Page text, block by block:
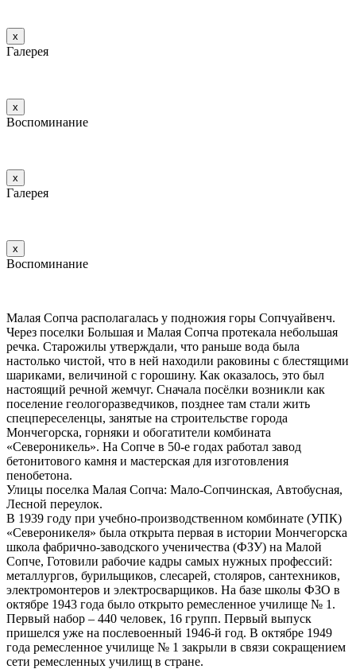
х
Галерея
х
Воспоминание
х
Галерея
х
Воспоминание
Малая Сопча располагалась у подножия горы Сопчуайвенч.
Через поселки Большая и Малая Сопча протекала небольшая
речка. Старожилы утверждали, что раньше вода была
настолько чистой, что в ней находили раковины с блестящими
шариками, величиной с горошину. Как оказалось, это был
настоящий речной жемчуг. Сначала посёлки возникли как
поселение геологоразведчиков, позднее там стали жить
спецпереселенцы, занятые на строительстве города
Мончегорска, горняки и обогатители комбината
«Североникель». На Сопче в 50-е годах работал завод
бетонитового камня и мастерская для изготовления
пенобетона.
Улицы поселка Малая Сопча: Мало-Сопчинская, Автобусная,
Лесной переулок.
В 1939 году при учебно-производственном комбинате (УПК)
«Североникеля» была открыта первая в истории Мончегорска
школа фабрично-заводского ученичества (ФЗУ) на Малой
Сопче, Готовили рабочие кадры самых нужных профессий:
металлургов, бурильщиков, слесарей, столяров, сантехников,
электромонтеров и электросварщиков. На базе школы ФЗО в
октябре 1943 года было открыто ремесленное училище № 1.
Первый набор – 440 человек, 16 групп. Первый выпуск
пришелся уже на послевоенный 1946-й год. В октябре 1949
года ремесленное училище № 1 закрыли в связи сокращением
сети ремесленных училищ в стране.